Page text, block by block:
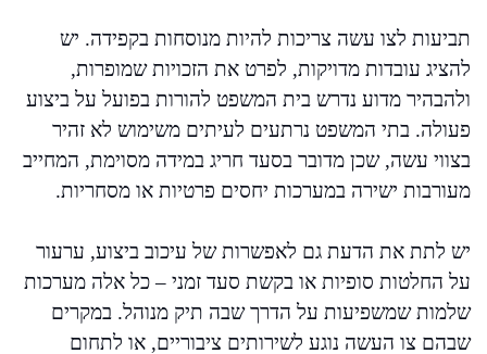
תביעות לצו עשה צריכות להיות מנוסחות בקפידה. יש
להציג עובדות מדויקות, לפרט את הזכויות שמופרות,
ולהבהיר מדוע נדרש בית המשפט להורות בפועל על ביצוע
פעולה. בתי המשפט נרתעים לעיתים משימוש לא זהיר
בצווי עשה, שכן מדובר בסעד חריג במידה מסוימת, המחייב
מעורבות ישירה במערכות יחסים פרטיות או מסחריות.
יש לתת את הדעת גם לאפשרות של עיכוב ביצוע, ערעור
על החלטות סופיות או בקשת סעד זמני – כל אלה מערכות
שלמות שמשפיעות על הדרך שבה תיק מנוהל. במקרים
שבהם צו העשה נוגע לשירותים ציבוריים, או לתחום